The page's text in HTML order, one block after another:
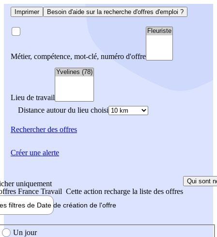
Imprimer Besoin d'aide sur la recherche d'offres d'emploi ?
Métier, compétence, mot-clé, numéro d'offre
Lieu de travail
Distance autour du lieu choisi
Rechercherdes offres
uniquement
France Travail Cette action recharge la liste des offres
Qui sont
filtres de Date de création de l'offre
création de l'offre
Un jour
Créer une alerte